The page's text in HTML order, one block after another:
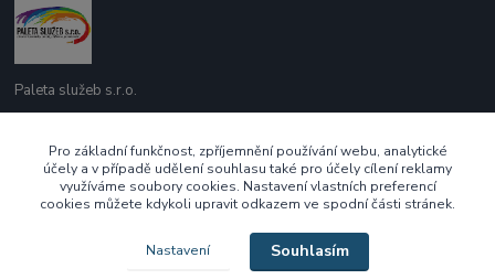
Paleta služeb s.r.o.
737 209 718
Po - Pá 10:00 - 16:00
ecek@paletasluzeb.cz
Pro základní funkčnost, zpříjemnění používání webu, analytické
účely a v případě udělení souhlasu také pro účely cílení reklamy
využíváme soubory cookies. Nastavení vlastních preferencí
cookies můžete kdykoli upravit odkazem ve spodní části stránek.
Nastavení Souhlasím